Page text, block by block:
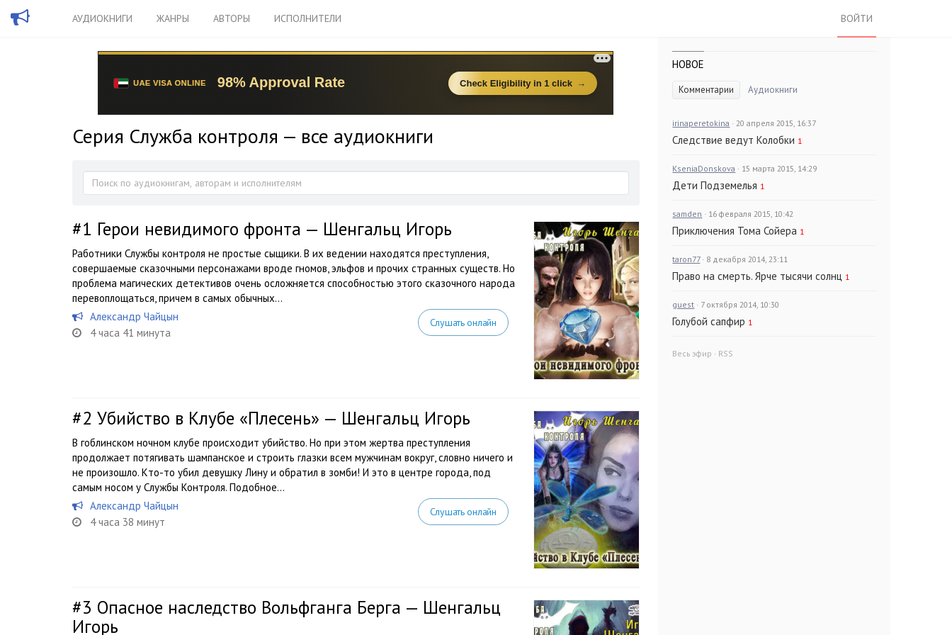
АУДИОКНИГИ ЖАНРЫ АВТОРЫ ИСПОЛНИТЕЛИ ВОЙТИ
Серия Служба контроля — все аудиокниги
#1 Герои невидимого фронта — Шенгальц Игорь
Работники Службы контроля не простые сыщики. В их ведении находятся преступления,
совершаемые сказочными персонажами вроде гномов, эльфов и прочих странных существ. Но
проблема магических детективов очень осложняется способностью этого сказочного народа
перевоплощаться, причем в самых обычных...
Александр Чайцын
4 часа 41 минута
Слушать онлайн
#2 Убийство в Клубе «Плесень» — Шенгальц Игорь
В гоблинском ночном клубе происходит убийство. Но при этом жертва преступления
продолжает потягивать шампанское и строить глазки всем мужчинам вокруг, словно ничего и
не произошло. Кто-то убил девушку Лину и обратил в зомби! И это в центре города, под
самым носом у Службы Контроля. Подобное...
Александр Чайцын
4 часа 38 минут
Слушать онлайн
#3 Опасное наследство Вольфганга Берга — Шенгальц
Игорь
НОВОЕ
Комментарии Аудиокниги
irinaperetokina · 20 апреля 2015, 16:37
Следствие ведут Колобки 1
KseniaDonskova · 15 марта 2015, 14:29
Дети Подземелья 1
samden · 16 февраля 2015, 10:42
Приключения Тома Сойера 1
taron77 · 8 декабря 2014, 23:11
Право на смерть. Ярче тысячи солнц 1
guest · 7 октября 2014, 10:30
Голубой сапфир 1
Весь эфир · RSS